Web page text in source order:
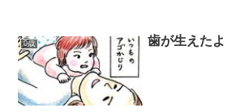
0歳 歯が生えたよ